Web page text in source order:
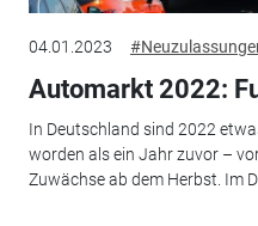
04.01.2023
Automarkt 2022:
In Deutschland sind 2022
worden als ein Jahr zuvor –
Zuwächse ab dem Herbst. Im